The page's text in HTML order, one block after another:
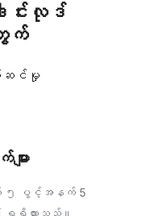
င်းလုဒ်
က်
ပ်ဆင်မှု
ား
၅ ပွင့်အနက် 5
ရရှိထားသည်။